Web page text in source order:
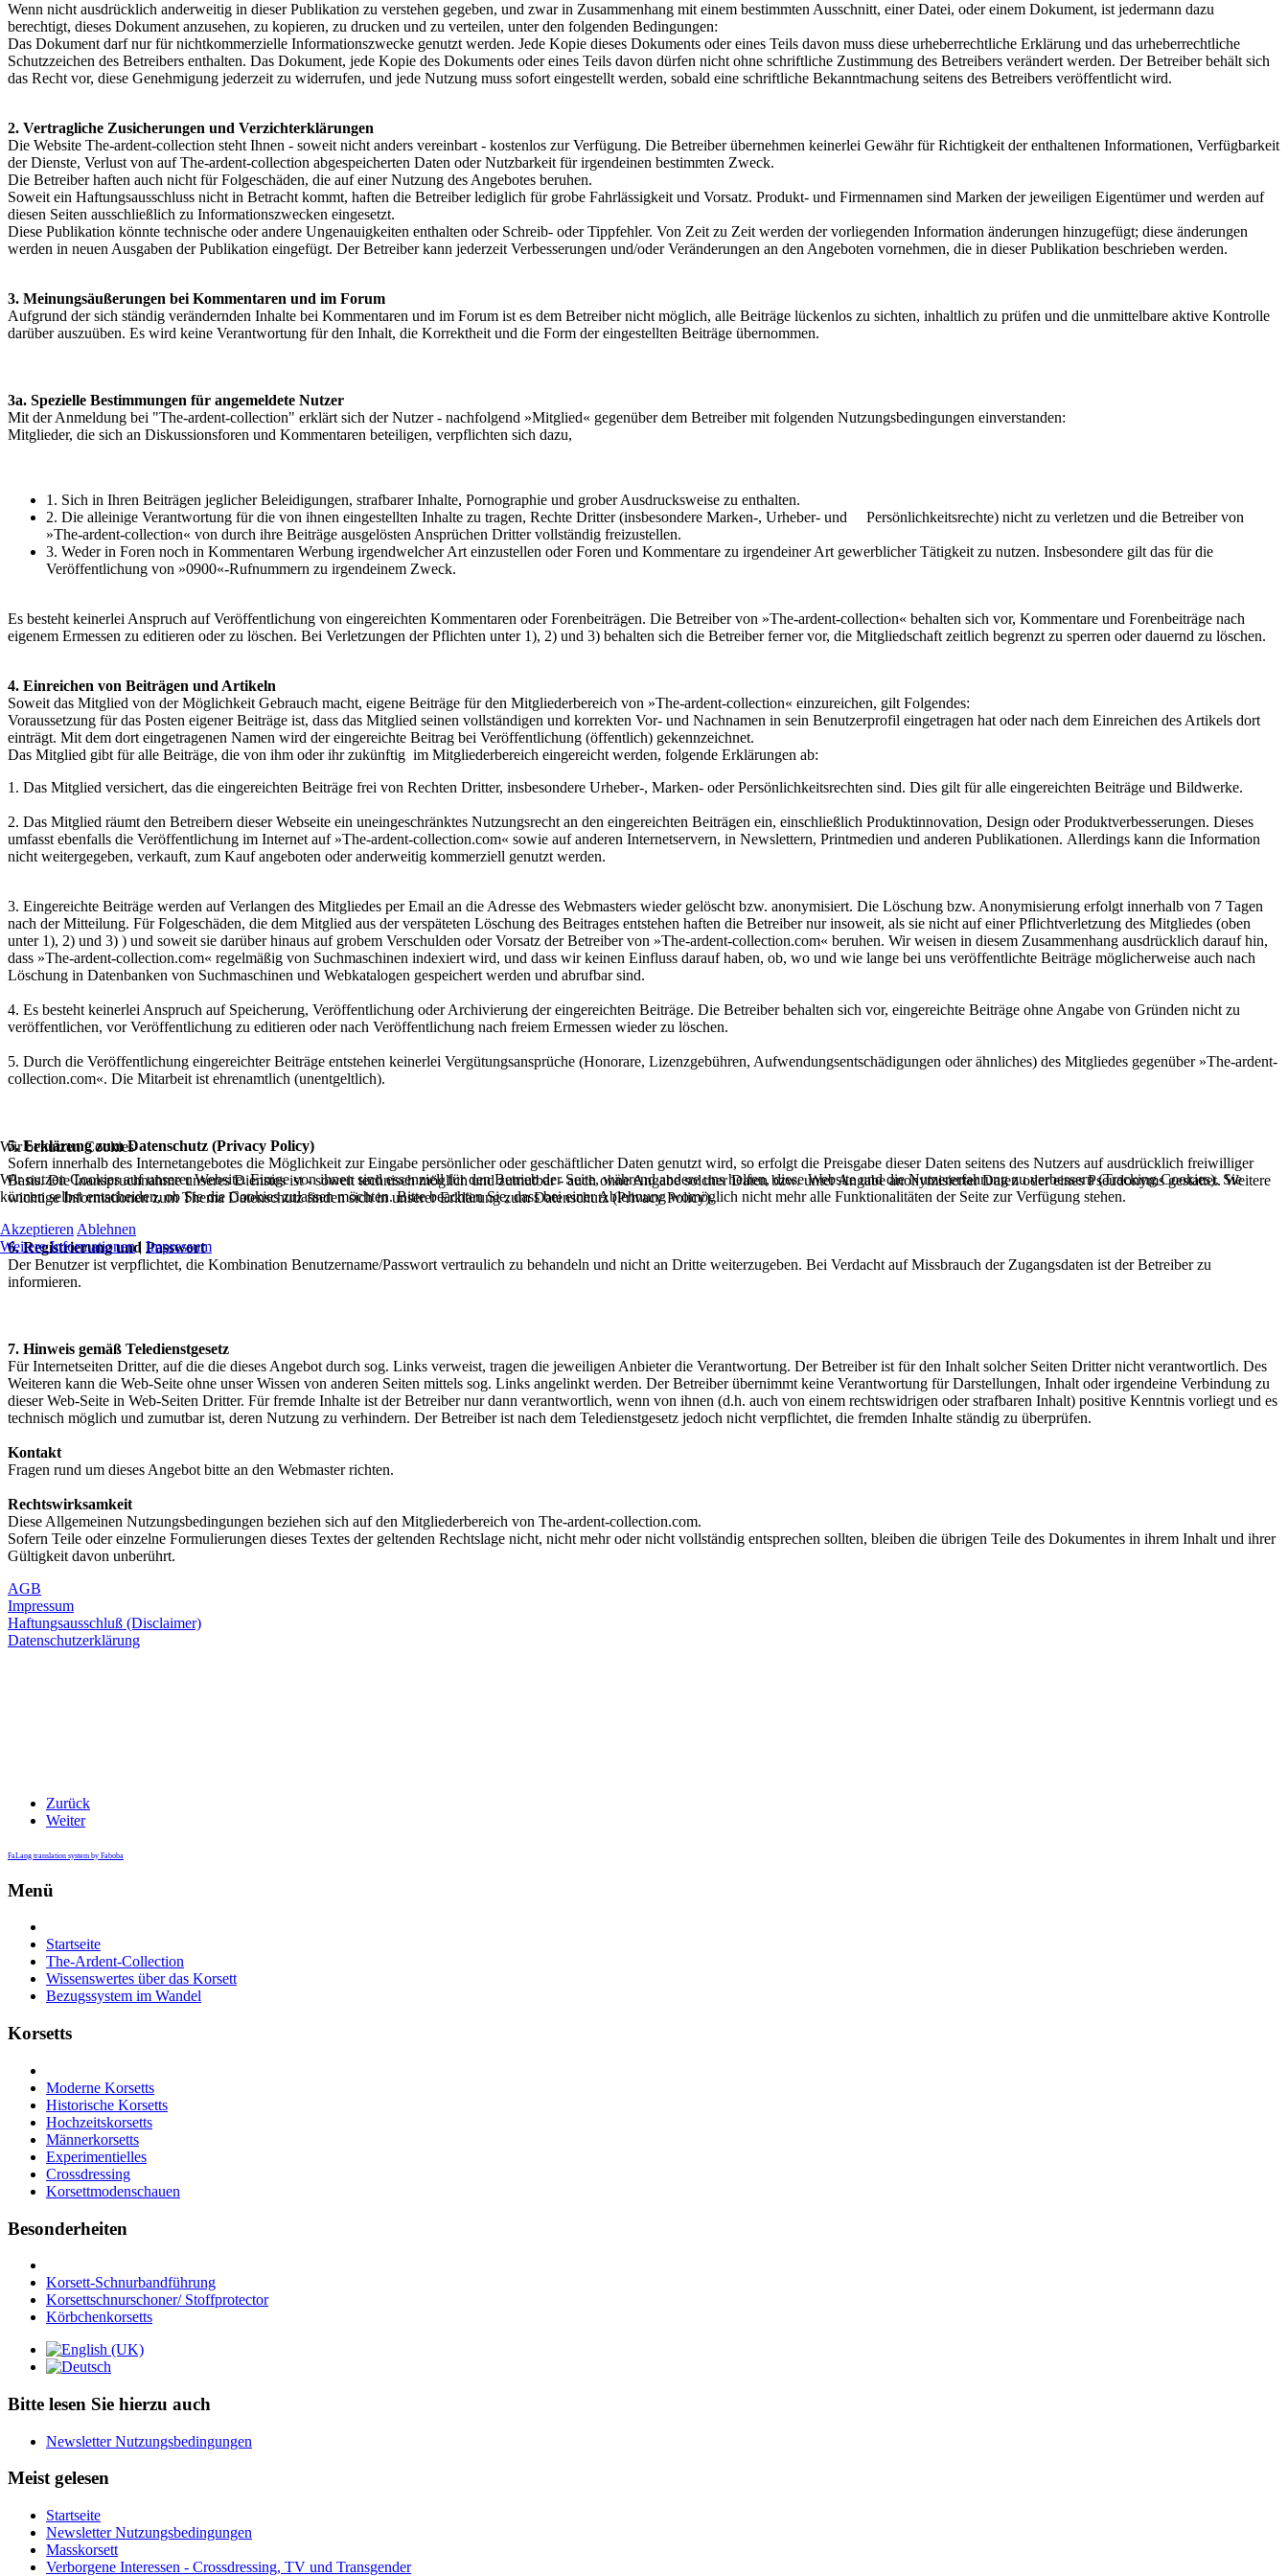
Wenn nicht ausdrücklich anderweitig in dieser Publikation zu verstehen gegeben, und zwar in Zusammenhang mit einem bestimmten Ausschnitt, einer Datei, oder einem Dokument, ist jedermann dazu
berechtigt, dieses Dokument anzusehen, zu kopieren, zu drucken und zu verteilen, unter den folgenden Bedingungen:
Das Dokument darf nur für nichtkommerzielle Informationszwecke genutzt werden. Jede Kopie dieses Dokuments oder eines Teils davon muss diese urheberrechtliche Erklärung und das urheberrechtliche
Schutzzeichen des Betreibers enthalten. Das Dokument, jede Kopie des Dokuments oder eines Teils davon dürfen nicht ohne schriftliche Zustimmung des Betreibers verändert werden. Der Betreiber behält sich
das Recht vor, diese Genehmigung jederzeit zu widerrufen, und jede Nutzung muss sofort eingestellt werden, sobald eine schriftliche Bekanntmachung seitens des Betreibers veröffentlicht wird.
2. Vertragliche Zusicherungen und Verzichterklärungen
Die Website The-ardent-collection steht Ihnen - soweit nicht anders vereinbart - kostenlos zur Verfügung. Die Betreiber übernehmen keinerlei Gewähr für Richtigkeit der enthaltenen Informationen, Verfügbarkeit
der Dienste, Verlust von auf The-ardent-collection abgespeicherten Daten oder Nutzbarkeit für irgendeinen bestimmten Zweck.
Die Betreiber haften auch nicht für Folgeschäden, die auf einer Nutzung des Angebotes beruhen.
Soweit ein Haftungsausschluss nicht in Betracht kommt, haften die Betreiber lediglich für grobe Fahrlässigkeit und Vorsatz. Produkt- und Firmennamen sind Marken der jeweiligen Eigentümer und werden auf
diesen Seiten ausschließlich zu Informationszwecken eingesetzt.
Diese Publikation könnte technische oder andere Ungenauigkeiten enthalten oder Schreib- oder Tippfehler. Von Zeit zu Zeit werden der vorliegenden Information änderungen hinzugefügt; diese änderungen
werden in neuen Ausgaben der Publikation eingefügt. Der Betreiber kann jederzeit Verbesserungen und/oder Veränderungen an den Angeboten vornehmen, die in dieser Publikation beschrieben werden.
3. Meinungsäußerungen bei Kommentaren und im Forum
Aufgrund der sich ständig verändernden Inhalte bei Kommentaren und im Forum ist es dem Betreiber nicht möglich, alle Beiträge lückenlos zu sichten, inhaltlich zu prüfen und die unmittelbare aktive Kontrolle
darüber auszuüben. Es wird keine Verantwortung für den Inhalt, die Korrektheit und die Form der eingestellten Beiträge übernommen.
3a. Spezielle Bestimmungen für angemeldete Nutzer
Mit der Anmeldung bei "The-ardent-collection" erklärt sich der Nutzer - nachfolgend »Mitglied« gegenüber dem Betreiber mit folgenden Nutzungsbedingungen einverstanden:
Mitglieder, die sich an Diskussionsforen und Kommentaren beteiligen, verpflichten sich dazu,
1. Sich in Ihren Beiträgen jeglicher Beleidigungen, strafbarer Inhalte, Pornographie und grober Ausdrucksweise zu enthalten.
2. Die alleinige Verantwortung für die von ihnen eingestellten Inhalte zu tragen, Rechte Dritter (insbesondere Marken-, Urheber- und Persönlichkeitsrechte) nicht zu verletzen und die Betreiber von
»The-ardent-collection« von durch ihre Beiträge ausgelösten Ansprüchen Dritter vollständig freizustellen.
3. Weder in Foren noch in Kommentaren Werbung irgendwelcher Art einzustellen oder Foren und Kommentare zu irgendeiner Art gewerblicher Tätigkeit zu nutzen. Insbesondere gilt das für die
Veröffentlichung von »0900«-Rufnummern zu irgendeinem Zweck.
Es besteht keinerlei Anspruch auf Veröffentlichung von eingereichten Kommentaren oder Forenbeiträgen. Die Betreiber von »The-ardent-collection« behalten sich vor, Kommentare und Forenbeiträge nach
eigenem Ermessen zu editieren oder zu löschen. Bei Verletzungen der Pflichten unter 1), 2) und 3) behalten sich die Betreiber ferner vor, die Mitgliedschaft zeitlich begrenzt zu sperren oder dauernd zu löschen.
4. Einreichen von Beiträgen und Artikeln
Soweit das Mitglied von der Möglichkeit Gebrauch macht, eigene Beiträge für den Mitgliederbereich von »The-ardent-collection« einzureichen, gilt Folgendes:
Voraussetzung für das Posten eigener Beiträge ist, dass das Mitglied seinen vollständigen und korrekten Vor- und Nachnamen in sein Benutzerprofil eingetragen hat oder nach dem Einreichen des Artikels dort
einträgt. Mit dem dort eingetragenen Namen wird der eingereichte Beitrag bei Veröffentlichung (öffentlich) gekennzeichnet.
Das Mitglied gibt für alle Beiträge, die von ihm oder ihr zukünftig im Mitgliederbereich eingereicht werden, folgende Erklärungen ab:
1. Das Mitglied versichert, das die eingereichten Beiträge frei von Rechten Dritter, insbesondere Urheber-, Marken- oder Persönlichkeitsrechten sind. Dies gilt für alle eingereichten Beiträge und Bildwerke.
2. Das Mitglied räumt den Betreibern dieser Webseite ein uneingeschränktes Nutzungsrecht an den eingereichten Beiträgen ein, einschließlich Produktinnovation, Design oderProduktverbesserungen. Dieses
umfasst ebenfalls die Veröffentlichung im Internet auf »The-ardent-collection.com« sowie auf anderen Internetservern, in Newslettern, Printmedien und anderen Publikationen. Allerdings kann die Information
nicht weitergegeben, verkauft, zum Kauf angeboten oder anderweitig kommerziell genutzt werden.
3. Eingereichte Beiträge werden auf Verlangen des Mitgliedes per Email an die Adresse des Webmasters wieder gelöscht bzw. anonymisiert. Die Löschung bzw. Anonymisierung erfolgt innerhalb von 7 Tagen
nach der Mitteilung. Für Folgeschäden, die dem Mitglied aus der verspäteten Löschung des Beitrages entstehen haften die Betreiber nur insoweit, als sie nicht auf einer Pflichtverletzung des Mitgliedes (oben
unter 1), 2) und 3) ) und soweit sie darüber hinaus auf grobem Verschulden oder Vorsatz der Betreiber von »The-ardent-collection.com« beruhen. Wir weisen in diesem Zusammenhang ausdrücklich darauf hin,
dass »The-ardent-collection.com« regelmäßig von Suchmaschinen indexiert wird, und dass wir keinen Einfluss darauf haben, ob, wo und wie lange bei uns veröffentlichte Beiträge möglicherweise auch nach
Löschung in Datenbanken von Suchmaschinen und Webkatalogen gespeichert werden und abrufbar sind.
4. Es besteht keinerlei Anspruch auf Speicherung, Veröffentlichung oder Archivierung der eingereichten Beiträge. Die Betreiber behalten sich vor, eingereichte Beiträge ohne Angabe von Gründen nicht zu
veröffentlichen, vor Veröffentlichung zu editieren oder nach Veröffentlichung nach freiem Ermessen wieder zu löschen.
5. Durch die Veröffentlichung eingereichter Beiträge entstehen keinerlei Vergütungsansprüche (Honorare, Lizenzgebühren, Aufwendungsentschädigungen oder ähnliches) des Mitgliedes gegenüber »The-ardent-
collection.com«. Die Mitarbeit ist ehrenamtlich (unentgeltlich).
5. Erklärung zum Datenschutz (Privacy Policy)
Sofern innerhalb des Internetangebotes die Möglichkeit zur Eingabe persönlicher oder geschäftlicher Daten genutzt wird, so erfolgt die Preisgabe dieser Daten seitens des Nutzers auf ausdrücklich freiwilliger
Basis. Die Inanspruchnahme unseres Dienstes ist - soweit technisch möglich und zumutbar - auch ohne Angabe solcher Daten bzw. unter Angabe anonymisierter Daten oder eines Pseudonyms gestattet. Weitere
wichtige Informationen zum Thema Datenschutz finden sich in unserer Erklärung zum Datenschutz (Privacy Policy).
6. Registrierung und Passwort
Der Benutzer ist verpflichtet, die Kombination Benutzername/Passwort vertraulich zu behandeln und nicht an Dritte weiterzugeben. Bei Verdacht auf Missbrauch der Zugangsdaten ist der Betreiber zu
informieren.
7. Hinweis gemäß Teledienstgesetz
Für Internetseiten Dritter, auf die die dieses Angebot durch sog. Links verweist, tragen die jeweiligen Anbieter die Verantwortung. Der Betreiber ist für den Inhalt solcher Seiten Dritter nicht verantwortlich. Des
Weiteren kann die Web-Seite ohne unser Wissen von anderen Seiten mittels sog. Links angelinkt werden. Der Betreiber übernimmt keine Verantwortung für Darstellungen, Inhalt oder irgendeine Verbindung zu
dieser Web-Seite in Web-Seiten Dritter. Für fremde Inhalte ist der Betreiber nur dann verantwortlich, wenn von ihnen (d.h. auch von einem rechtswidrigen oder strafbaren Inhalt) positive Kenntnis vorliegt und es
technisch möglich und zumutbar ist, deren Nutzung zu verhindern. Der Betreiber ist nach dem Teledienstgesetz jedoch nicht verpflichtet, die fremden Inhalte ständig zu überprüfen.
Kontakt
Fragen rund um dieses Angebot bitte an den Webmaster richten.
Rechtswirksamkeit
Diese Allgemeinen Nutzungsbedingungen beziehen sich auf den Mitgliederbereich von The-ardent-collection.com.
Sofern Teile oder einzelne Formulierungen dieses Textes der geltenden Rechtslage nicht, nicht mehr oder nicht vollständig entsprechen sollten, bleiben die übrigen Teile des Dokumentes in ihrem Inhalt und ihrer
Gültigkeit davon unberührt.
AGB
Impressum
Haftungsausschluß (Disclaimer)
Datenschutzerklärung
Zurück
Weiter
FaLang translation system by Faboba
Menü
Startseite
The-Ardent-Collection
Wissenswertes über das Korsett
Bezugssystem im Wandel
Korsetts
Moderne Korsetts
Historische Korsetts
Hochzeitskorsetts
Männerkorsetts
Experimentielles
Crossdressing
Korsettmodenschauen
Besonderheiten
Korsett-Schnurbandführung
Korsettschnurschoner/ Stoffprotector
Körbchenkorsetts
Bitte lesen Sie hierzu auch
Newsletter Nutzungsbedingungen
Meist gelesen
Startseite
Newsletter Nutzungsbedingungen
Masskorsett
Verborgene Interessen - Crossdressing, TV und Transgender
Wir benutzen Cookies
Wir nutzen Cookies auf unserer Website. Einige von ihnen sind essenziell für den Betrieb der Seite, während andere uns helfen, diese Website und die Nutzererfahrung zu verbessern (Tracking Cookies). Sie
können selbst entscheiden, ob Sie die Cookies zulassen möchten. Bitte beachten Sie, dass bei einer Ablehnung womöglich nicht mehr alle Funktionalitäten der Seite zur Verfügung stehen.
Akzeptieren Ablehnen
Weitere Informationen| Impressum